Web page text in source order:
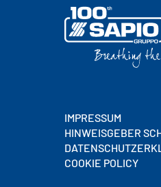
IMPRESSUM
HINWEISGEBER
COOKIE POLICY